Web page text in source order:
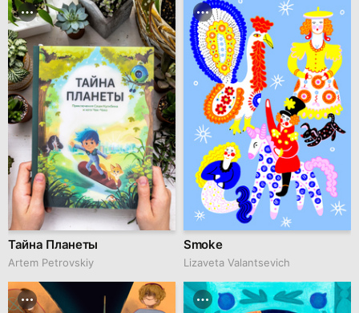
Тайна Планеты
Artem Petrovskiy
Smoke
Lizaveta Valantsevich